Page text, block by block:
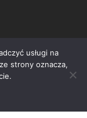
usługi na
strony oznacza,